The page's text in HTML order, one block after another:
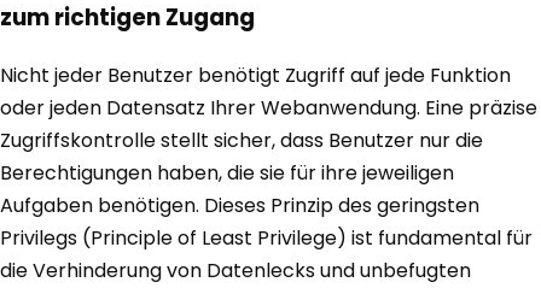
zum richtigen Zugang
Nicht jeder Benutzer benötigt Zugriff auf jede Funktion
oder jeden Datensatz Ihrer Webanwendung. Eine präzise
Zugriffskontrolle stellt sicher, dass Benutzer nur die
Berechtigungen haben, die sie für ihre jeweiligen
Aufgaben benötigen. Dieses Prinzip des geringsten
Privilegs (Principle of Least Privilege) ist fundamental für
die Verhinderung von Datenlecks und unbefugten